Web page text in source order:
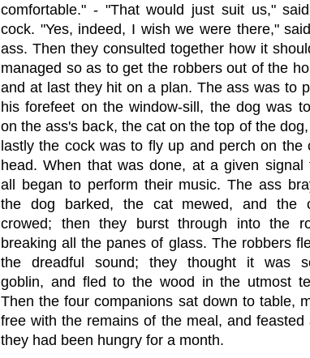
comfortable." - "That would just suit us,"
cock. "Yes, indeed, I wish we were there,"
ass. Then they consulted together how it
managed so as to get the robbers out of the
and at last they hit on a plan. The ass was to
his forefeet on the window-sill, the dog was
on the ass's back, the cat on the top of the dog,
lastly the cock was to fly up and perch on the
head. When that was done, at a given signal
all began to perform their music. The ass
the dog barked, the cat mewed, and the
crowed; then they burst through into the
breaking all the panes of glass. The robbers
the dreadful sound; they thought it was
goblin, and fled to the wood in the utmost
Then the four companions sat down to table,
free with the remains of the meal, and feasted
they had been hungry for a month.